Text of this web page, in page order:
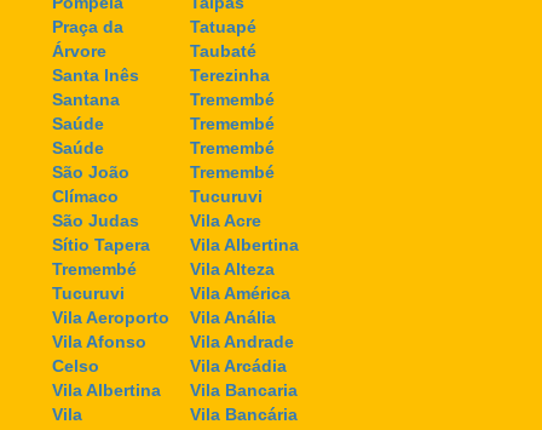
Praça da
Árvore
Santa Inês
Santana
Saúde
Saúde
São João
Clímaco
São Judas
Sítio Tapera
Tremembé
Tucuruvi
Vila Aeroporto
Vila Afonso
Celso
Vila Albertina
Vila
Tatuapé
Taubaté
Terezinha
Tremembé
Tremembé
Tremembé
Tremembé
Tucuruvi
Vila Acre
Vila Albertina
Vila Alteza
Vila América
Vila Anália
Vila Andrade
Vila Arcádia
Vila Bancaria
Vila Bancária